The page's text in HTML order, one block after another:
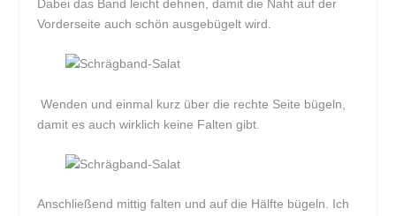
Dabei das Band leicht dehnen, damit die Naht auf der
Vorderseite auch schön ausgebügelt wird.
Wenden und einmal kurz über die rechte Seite bügeln,
damit es auch wirklich keine Falten gibt.
Anschließend mittig falten und auf die Hälfte bügeln. Ich